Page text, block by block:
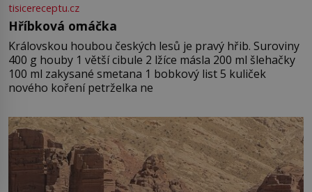
tisicereceptu.cz
Hříbková omáčka
Královskou houbou českých lesů je pravý hřib. Suroviny
400 g houby 1 větší cibule 2 lžíce másla 200 ml šlehačky
100 ml zakysané smetana 1 bobkový list 5 kuliček
nového koření petrželka ne